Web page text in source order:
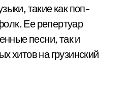
такие как поп-
Ее репертуар
песни, так и
хитов на грузинский